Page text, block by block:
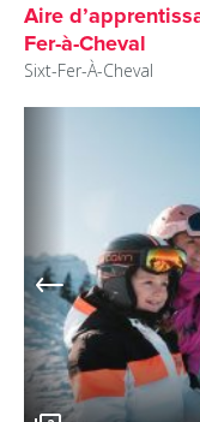
Aire
Fer-à-Cheval
Sixt-Fer-À-Cheval